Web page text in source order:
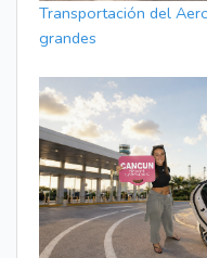
Transportación del
grandes